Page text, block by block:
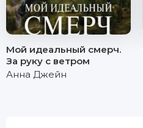
Мой идеальный смерч.
За руку с ветром
Анна Джейн